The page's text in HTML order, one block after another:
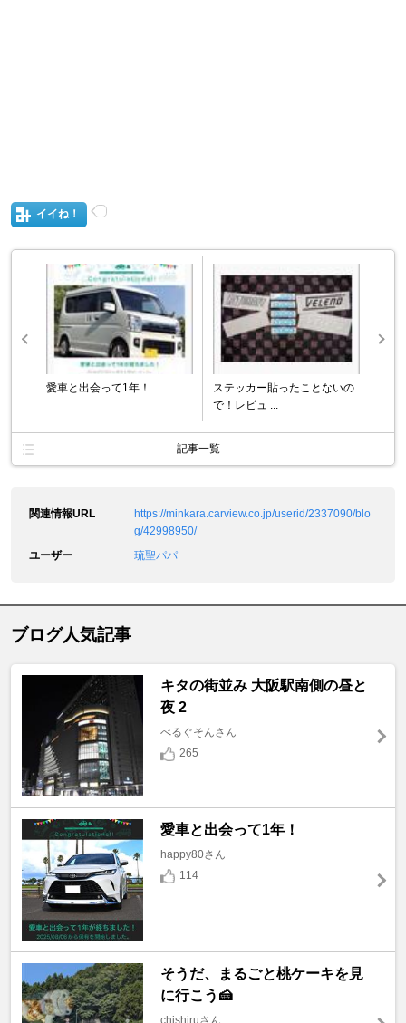
イイね！
愛車と出会って1年！
ステッカー貼ったことないの
で！レビュ ...
記事一覧
関連情報URL
https://minkara.carview.co.jp/userid/2337090/blo
g/42998950/
ユーザー
琉聖パパ
ブログ人気記事
キタの街並み 大阪駅南側の昼と
夜 2
べるぐそんさん
265
愛車と出会って1年！
happy80さん
114
そうだ、まるごと桃ケーキを見
に行こう🍰